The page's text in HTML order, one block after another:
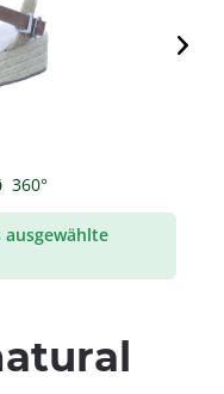
360°
ausgewählte